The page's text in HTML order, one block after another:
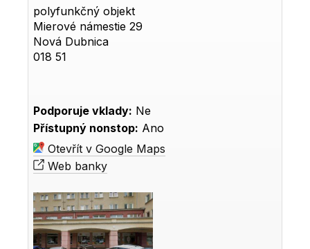
polyfunkčný objekt
Mierové námestie 29
Nová Dubnica
018 51
Podporuje vklady: Ne
Přístupný nonstop: Ano
Otevřít v Google Maps
Web banky